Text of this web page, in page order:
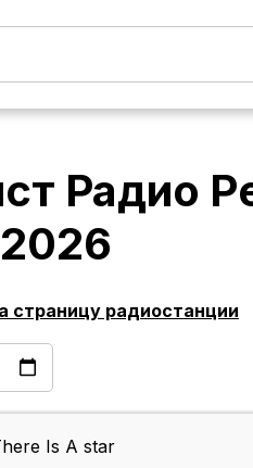
Радио
страницу радиостанции
Is A star